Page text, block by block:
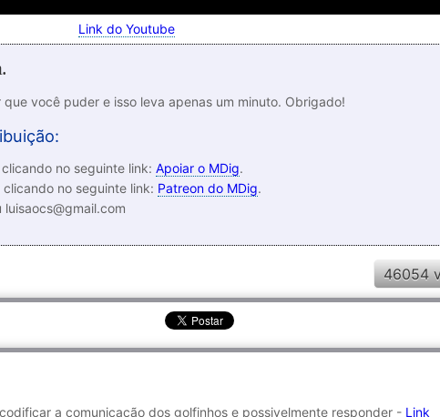
Link do Youtube
você puder e isso leva apenas um minuto. Obrigado!
no seguinte link: Apoiar o MDig.
no seguinte link: Patreon do MDig.
46054
a comunicação dos golfinhos e possivelmente responder - Link